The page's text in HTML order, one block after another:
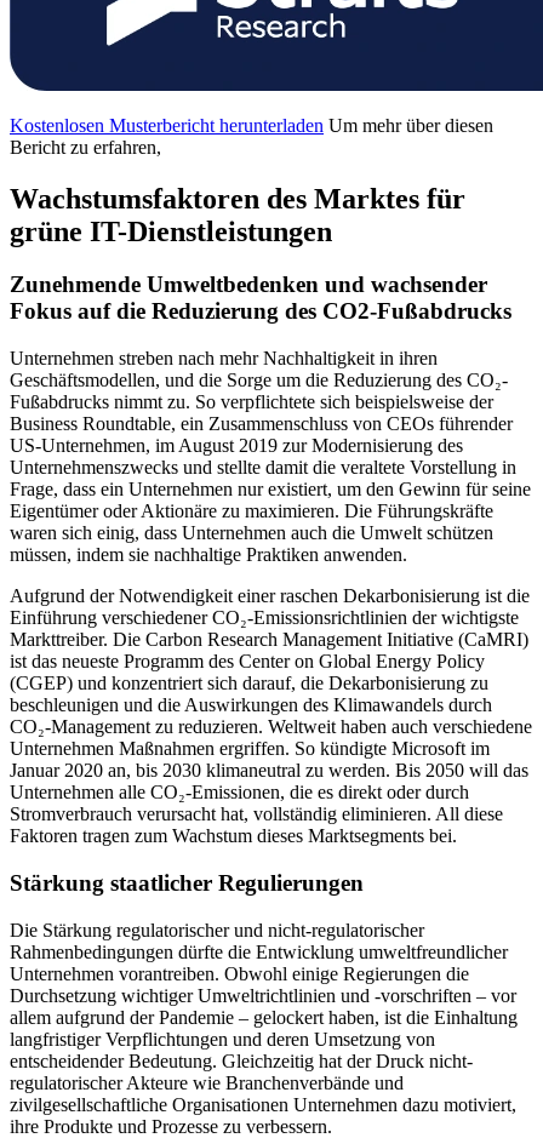
Kostenlosen Musterbericht herunterladen Um mehr über diesen
Bericht zu erfahren,
Wachstumsfaktoren des Marktes für
grüne IT-Dienstleistungen
Zunehmende Umweltbedenken und wachsender
Fokus auf die Reduzierung des CO2-Fußabdrucks
Unternehmen streben nach mehr Nachhaltigkeit in ihren
Geschäftsmodellen, und die Sorge um die Reduzierung des CO₂-
Fußabdrucks nimmt zu. So verpflichtete sich beispielsweise der
Business Roundtable, ein Zusammenschluss von CEOs führender
US-Unternehmen, im August 2019 zur Modernisierung des
Unternehmenszwecks und stellte damit die veraltete Vorstellung in
Frage, dass ein Unternehmen nur existiert, um den Gewinn für seine
Eigentümer oder Aktionäre zu maximieren. Die Führungskräfte
waren sich einig, dass Unternehmen auch die Umwelt schützen
müssen, indem sie nachhaltige Praktiken anwenden.
Aufgrund der Notwendigkeit einer raschen Dekarbonisierung ist die
Einführung verschiedener CO₂-Emissionsrichtlinien der wichtigste
Markttreiber. Die Carbon Research Management Initiative (CaMRI)
ist das neueste Programm des Center on Global Energy Policy
(CGEP) und konzentriert sich darauf, die Dekarbonisierung zu
beschleunigen und die Auswirkungen des Klimawandels durch
CO₂-Management zu reduzieren. Weltweit haben auch verschiedene
Unternehmen Maßnahmen ergriffen. So kündigte Microsoft im
Januar 2020 an, bis 2030 klimaneutral zu werden. Bis 2050 will das
Unternehmen alle CO₂-Emissionen, die es direkt oder durch
Stromverbrauch verursacht hat, vollständig eliminieren. All diese
Faktoren tragen zum Wachstum dieses Marktsegments bei.
Stärkung staatlicher Regulierungen
Die Stärkung regulatorischer und nicht-regulatorischer
Rahmenbedingungen dürfte die Entwicklung umweltfreundlicher
Unternehmen vorantreiben. Obwohl einige Regierungen die
Durchsetzung wichtiger Umweltrichtlinien und -vorschriften – vor
allem aufgrund der Pandemie – gelockert haben, ist die Einhaltung
langfristiger Verpflichtungen und deren Umsetzung von
entscheidender Bedeutung. Gleichzeitig hat der Druck nicht-
regulatorischer Akteure wie Branchenverbände und
zivilgesellschaftliche Organisationen Unternehmen dazu motiviert,
ihre Produkte und Prozesse zu verbessern.